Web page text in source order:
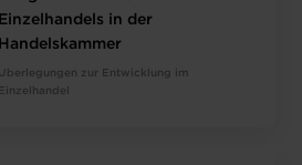
Einzelhandels in der
Handelskammer
Uberlegungen zur Entwicklung im
Einzelhandel